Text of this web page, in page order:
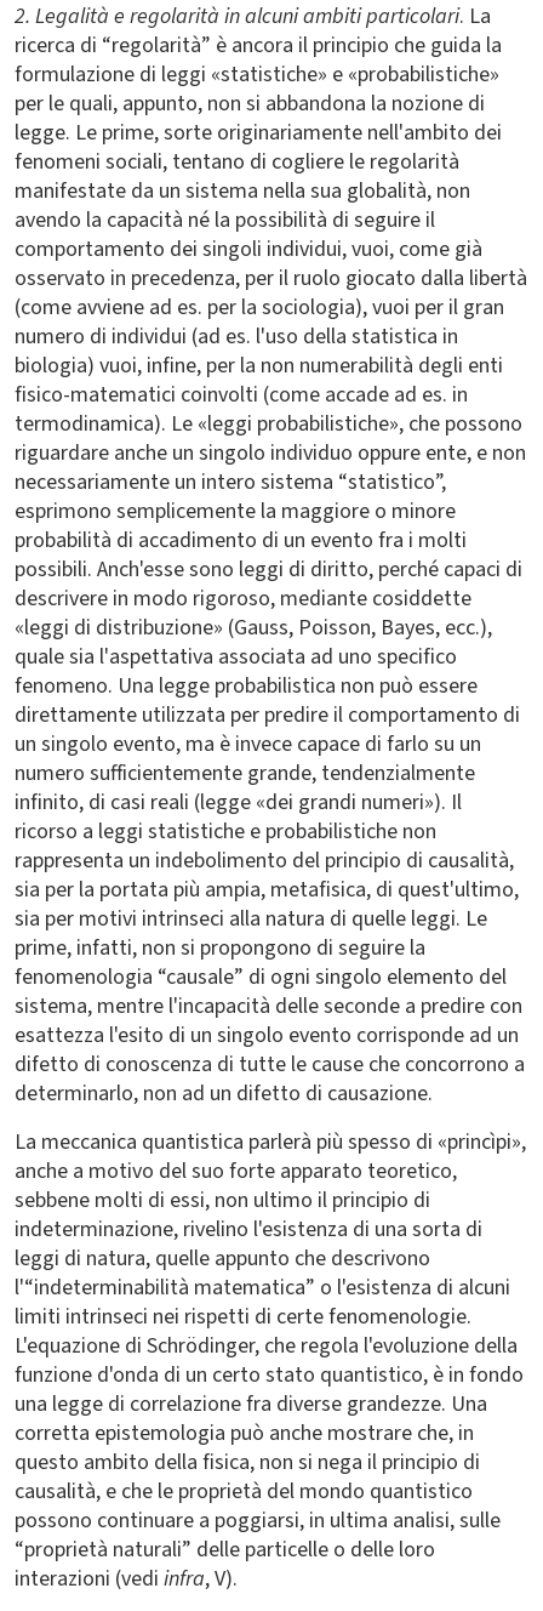
2. Legalità e regolarità in alcuni ambiti particolari. La
ricerca di “regolarità” è ancora il principio che guida la
formulazione di leggi «statistiche» e «probabilistiche»
per le quali, appunto, non si abbandona la nozione di
legge. Le prime, sorte originariamente nell'ambito dei
fenomeni sociali, tentano di cogliere le regolarità
manifestate da un sistema nella sua globalità, non
avendo la capacità né la possibilità di seguire il
comportamento dei singoli individui, vuoi, come già
osservato in precedenza, per il ruolo giocato dalla libertà
(come avviene ad es. per la sociologia), vuoi per il gran
numero di individui (ad es. l'uso della statistica in
biologia) vuoi, infine, per la non numerabilità degli enti
fisico-matematici coinvolti (come accade ad es. in
termodinamica). Le «leggi probabilistiche», che possono
riguardare anche un singolo individuo oppure ente, e non
necessariamente un intero sistema “statistico”,
esprimono semplicemente la maggiore o minore
probabilità di accadimento di un evento fra i molti
possibili. Anch'esse sono leggi di diritto, perché capaci di
descrivere in modo rigoroso, mediante cosiddette
«leggi di distribuzione» (Gauss, Poisson, Bayes, ecc.),
quale sia l'aspettativa associata ad uno specifico
fenomeno. Una legge probabilistica non può essere
direttamente utilizzata per predire il comportamento di
un singolo evento, ma è invece capace di farlo su un
numero sufficientemente grande, tendenzialmente
infinito, di casi reali (legge «dei grandi numeri»). Il
ricorso a leggi statistiche e probabilistiche non
rappresenta un indebolimento del principio di causalità,
sia per la portata più ampia, metafisica, di quest'ultimo,
sia per motivi intrinseci alla natura di quelle leggi. Le
prime, infatti, non si propongono di seguire la
fenomenologia “causale” di ogni singolo elemento del
sistema, mentre l'incapacità delle seconde a predire con
esattezza l'esito di un singolo evento corrisponde ad un
difetto di conoscenza di tutte le cause che concorrono a
determinarlo, non ad un difetto di causazione.
La meccanica quantistica parlerà più spesso di «princìpi»,
anche a motivo del suo forte apparato teoretico,
sebbene molti di essi, non ultimo il principio di
indeterminazione, rivelino l'esistenza di una sorta di
leggi di natura, quelle appunto che descrivono
l'“indeterminabilità matematica” o l'esistenza di alcuni
limiti intrinseci nei rispetti di certe fenomenologie.
L'equazione di Schrödinger, che regola l'evoluzione della
funzione d'onda di un certo stato quantistico, è in fondo
una legge di correlazione fra diverse grandezze. Una
corretta epistemologia può anche mostrare che, in
questo ambito della fisica, non si nega il principio di
causalità, e che le proprietà del mondo quantistico
possono continuare a poggiarsi, in ultima analisi, sulle
“proprietà naturali” delle particelle o delle loro
interazioni (vedi infra, V).